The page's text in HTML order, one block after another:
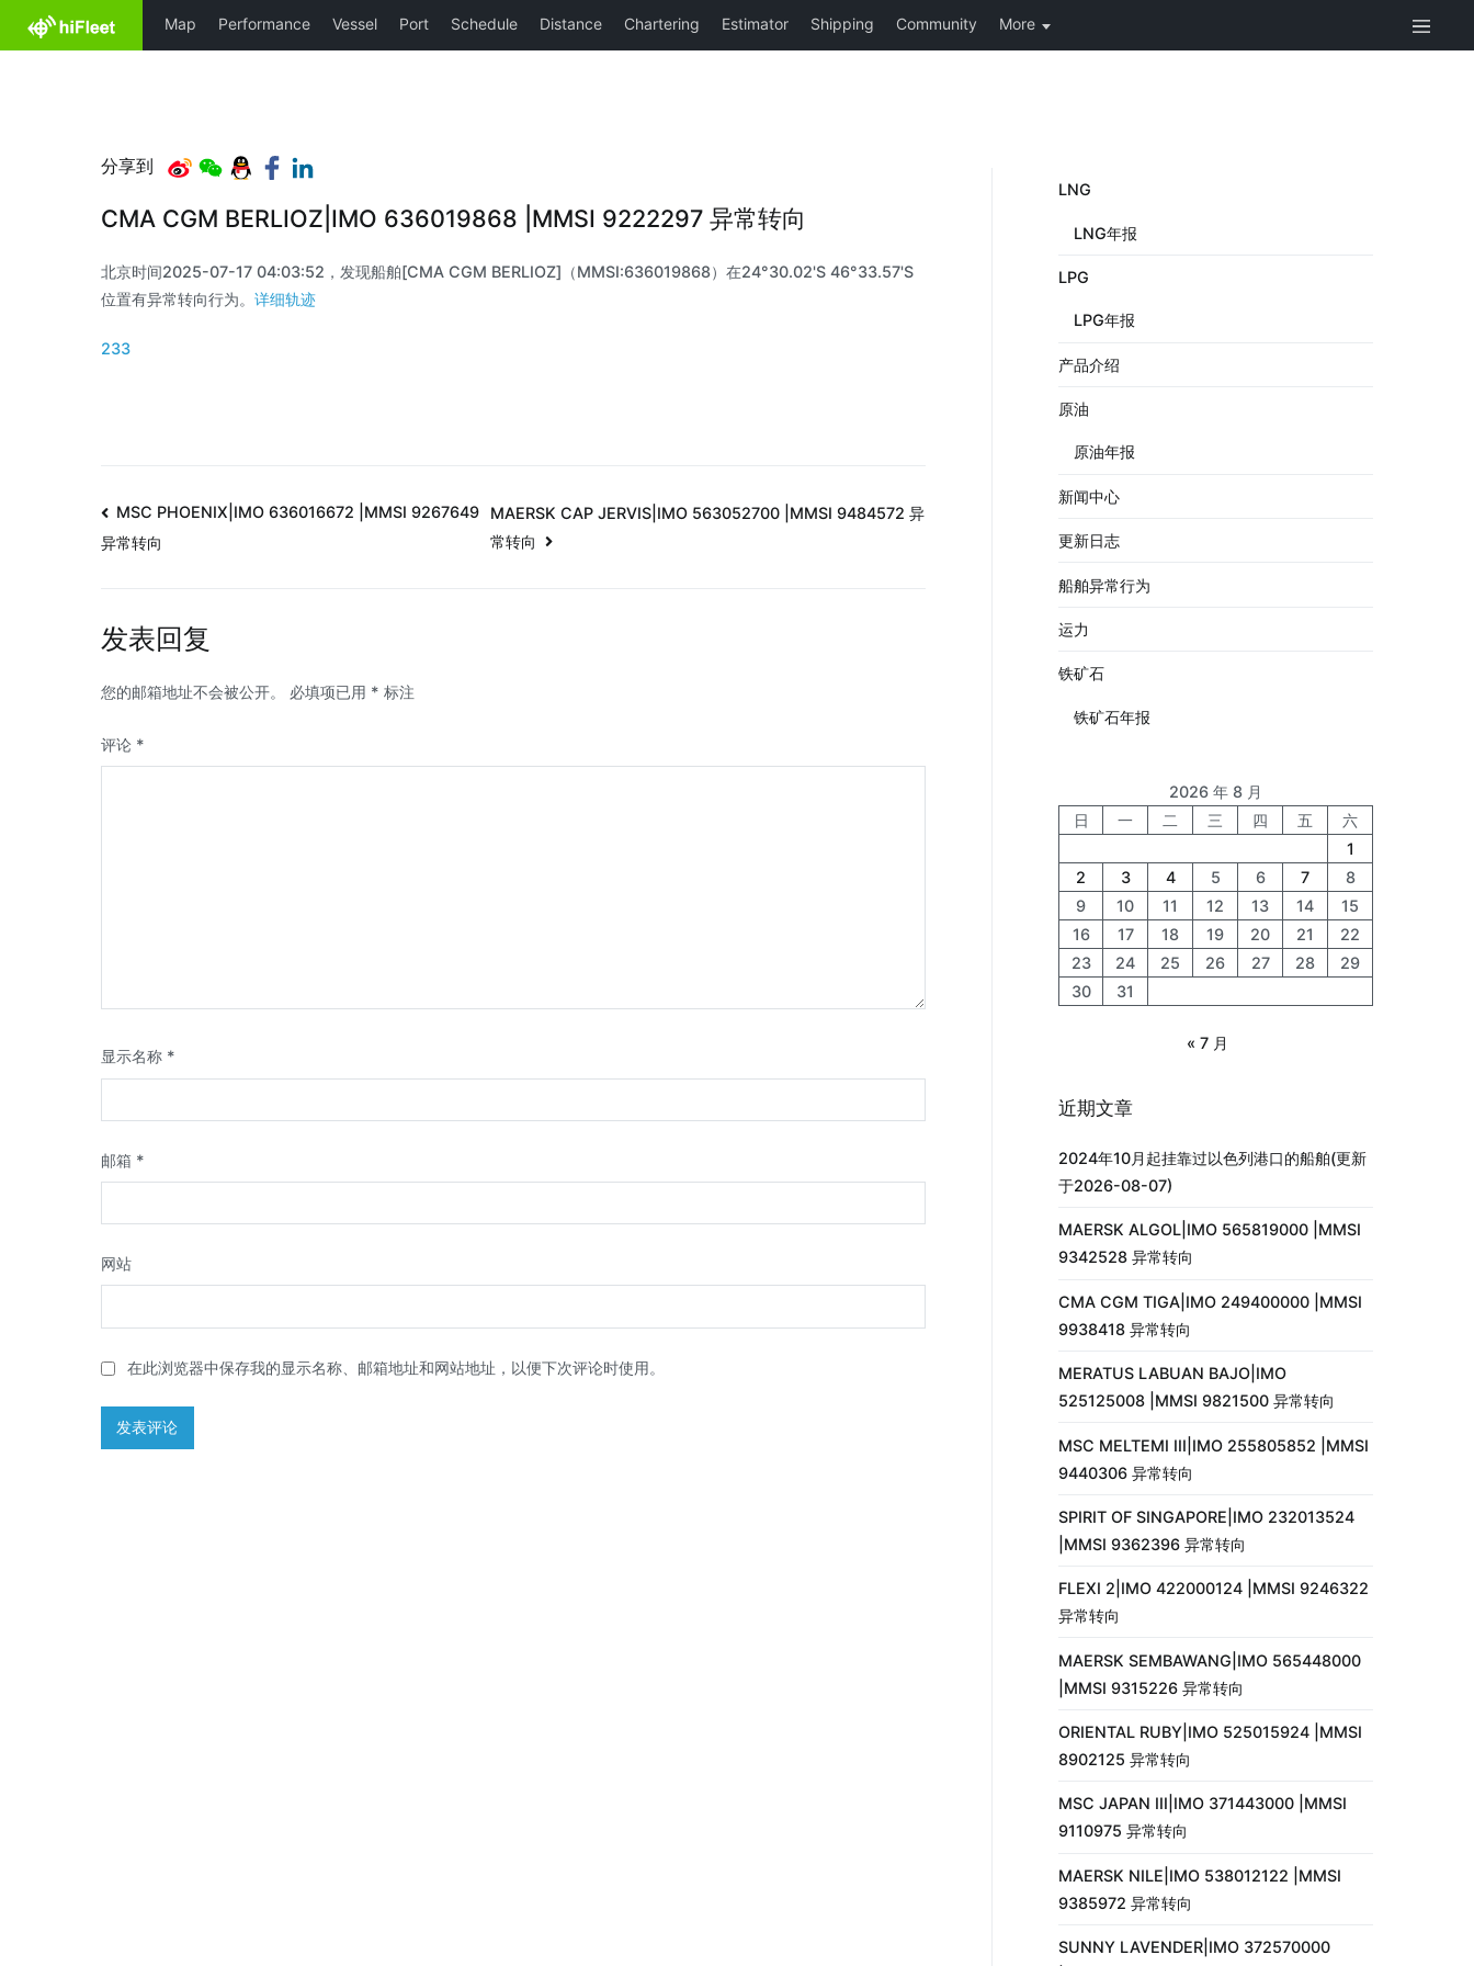
分享到
CMA CGM BERLIOZ|IMO 636019868 |MMSI 9222297 异常转向
北京时间2025-07-17 04:03:52，发现船舶[CMA CGM BERLIOZ]（MMSI:636019868）在24°30.02'S 46°33.57'S
位置有异常转向行为。 详细轨迹
233
MSC PHOENIX|IMO 636016672 |MMSI 9267649
异常转向
MAERSK CAP JERVIS|IMO 563052700 |MMSI 9484572 异
常转向
发表回复
您的邮箱地址不会被公开。 必填项已用 * 标注
评论 *
显示名称 *
邮箱 *
网站
在此浏览器中保存我的显示名称、邮箱地址和网站地址，以便下次评论时使用。
LNG
LNG年报
LPG
LPG年报
产品介绍
原油
原油年报
新闻中心
更新日志
船舶异常行为
运力
铁矿石
铁矿石年报
2026 年 8 月
日
一 二 三 四 五
六
1
2
3 4 5 6 7
8
9
10 11 12 13 14
15
16
17 18 19 20 21
22
23
24 25 26 27 28
29
30
31
« 7 月
近期文章
2024年10月起挂靠过以色列港口的船舶(更新
于2026-08-07)
MAERSK ALGOL|IMO 565819000 |MMSI
9342528 异常转向
CMA CGM TIGA|IMO 249400000 |MMSI
9938418 异常转向
MERATUS LABUAN BAJO|IMO
525125008 |MMSI 9821500 异常转向
MSC MELTEMI III|IMO 255805852 |MMSI
9440306 异常转向
SPIRIT OF SINGAPORE|IMO 232013524
|MMSI 9362396 异常转向
FLEXI 2|IMO 422000124 |MMSI 9246322
异常转向
MAERSK SEMBAWANG|IMO 565448000
|MMSI 9315226 异常转向
ORIENTAL RUBY|IMO 525015924 |MMSI
8902125 异常转向
MSC JAPAN III|IMO 371443000 |MMSI
9110975 异常转向
MAERSK NILE|IMO 538012122 |MMSI
9385972 异常转向
SUNNY LAVENDER|IMO 372570000